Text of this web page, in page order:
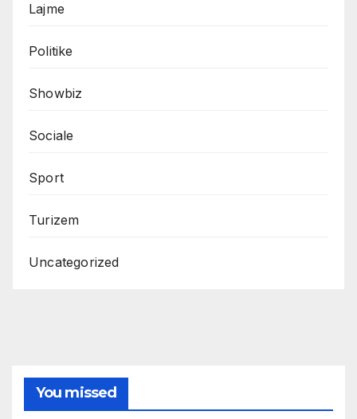
Lajme
Politike
Showbiz
Sociale
Sport
Turizem
Uncategorized
You missed